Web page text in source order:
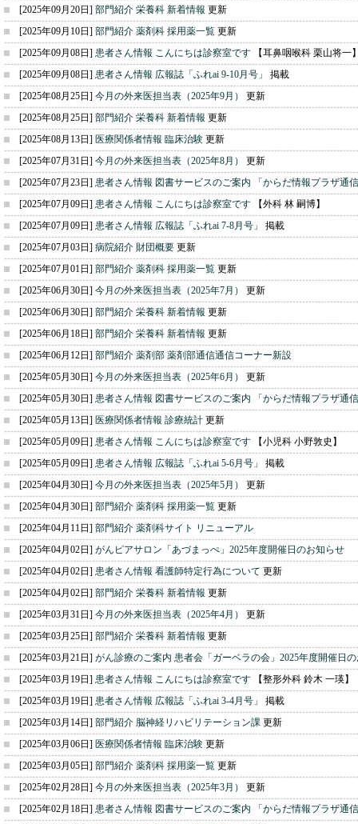
[2025年09月20日] 部門紹介 栄養科 新着情報 更新
[2025年09月10日] 部門紹介 薬剤科 採用薬一覧 更新
[2025年09月08日] 患者さん情報 こんにちは診察室です 【耳鼻咽喉科 栗山将一
[2025年09月08日] 患者さん情報 広報誌「ふれai 9-10月号」 掲載
[2025年08月25日] 今月の外来医担当表（2025年9月）
更新
[2025年08月25日] 部門紹介 栄養科 新着情報 更新
[2025年08月13日] 医療関係者情報 臨床治験 更新
[2025年07月31日] 今月の外来医担当表（2025年8月）
更新
[2025年07月23日] 患者さん情報 図書サービスのご案内 「からだ情報プラザ通
[2025年07月09日] 患者さん情報 こんにちは診察室です 【外科 林 嗣博】
[2025年07月09日] 患者さん情報 広報誌「ふれai 7-8月号」 掲載
[2025年07月03日] 病院紹介 財団概要 更新
[2025年07月01日] 部門紹介 薬剤科 採用薬一覧 更新
[2025年06月30日] 今月の外来医担当表（2025年7月）
更新
[2025年06月30日] 部門紹介 栄養科 新着情報 更新
[2025年06月18日] 部門紹介 栄養科 新着情報 更新
[2025年06月12日] 部門紹介 薬剤部 薬剤部通信通信コーナー新設
[2025年05月30日] 今月の外来医担当表（2025年6月）
更新
[2025年05月30日] 患者さん情報 図書サービスのご案内 「からだ情報プラザ通
[2025年05月13日] 医療関係者情報 診療統計 更新
[2025年05月09日] 患者さん情報 こんにちは診察室です 【小児科 小野敦史】
[2025年05月09日] 患者さん情報 広報誌「ふれai 5-6月号」 掲載
[2025年04月30日] 今月の外来医担当表（2025年5月）
更新
[2025年04月30日] 部門紹介 薬剤科 採用薬一覧 更新
[2025年04月11日] 部門紹介 薬剤科サイト リニューアル
[2025年04月02日] がんピアサロン「あづまっぺ」2025年度開催日のお知らせ
[2025年04月02日] 患者さん情報 看護師特定行為について 更新
[2025年04月02日] 部門紹介 栄養科 新着情報 更新
[2025年03月31日] 今月の外来医担当表（2025年4月）
更新
[2025年03月25日] 部門紹介 栄養科 新着情報 更新
[2025年03月21日] がん診療のご案内 患者会「ガーベラの会」2025年度開催日
[2025年03月19日] 患者さん情報 こんにちは診察室です 【整形外科 鈴木 一瑛】
[2025年03月19日] 患者さん情報 広報誌「ふれai 3-4月号」 掲載
[2025年03月14日] 部門紹介 脳神経リハビリテーション課 更新
[2025年03月06日] 医療関係者情報 臨床治験 更新
[2025年03月05日] 部門紹介 薬剤科 採用薬一覧 更新
[2025年02月28日] 今月の外来医担当表（2025年3月）
更新
[2025年02月18日] 患者さん情報 図書サービスのご案内 「からだ情報プラザ通